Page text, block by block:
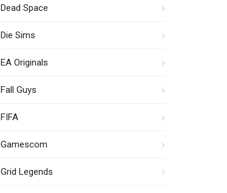
Dead Space
Die Sims
EA Originals
Fall Guys
FIFA
Gamescom
Grid Legends